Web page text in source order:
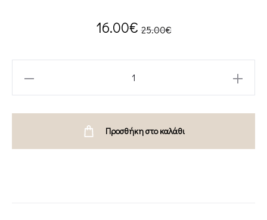
25.00€
Original
price
was:
25.00€.
16.00€
price
16.00€.
Προσθήκη στο καλάθι